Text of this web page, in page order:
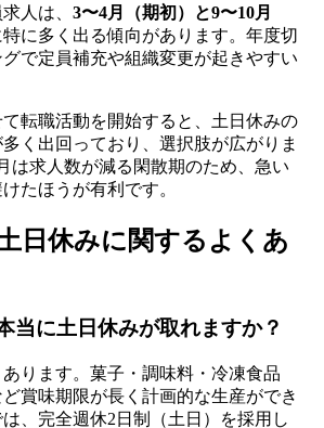
人は、 3〜4月（期初）と9〜10月
特に多く出る傾向があります。年度切
で定員補充や組織変更が起きやすい
転職活動を開始すると、土日休みの
く出回っており、選択肢が広がりま
は求人数が減る閑散期のため、急い
たほうが有利です。
日休みに関するよくあ
当に土日休みが取れますか？
ります。菓子・調味料・冷凍食品
ど賞味期限が長く計画的な生産ができ
、完全週休2日制（土日）を採用し